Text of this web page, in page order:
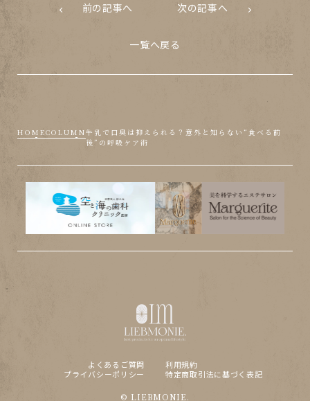
前の記事へ
一覧へ戻る
次の記事へ
HOMECOLUMN牛乳で口臭は抑えられる？意外と知らない“食べる前
後”の呼吸ケア術
© LIEBMONIE.
よくあるご質問
利用規約
プライバシーポリシー
特定商取引法に基づく表記